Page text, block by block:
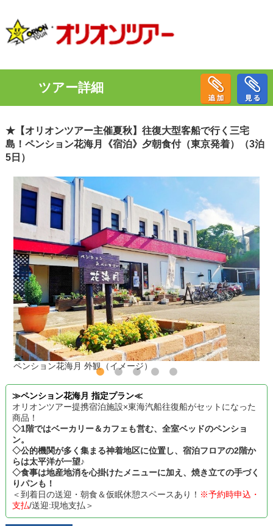
ツアー詳細
★【オリオンツアー主催夏秋】往復大型客船で行く三宅
島！ペンション花海月《宿泊》夕朝食付（東京発着）（3泊
5日）
ペンション花海月 外観（イメージ）
≫ペンション花海月 指定プラン≪
オリオンツアー提携宿泊施設×東海汽船往復船がセットになった
商品！
◇1階ではベーカリー＆カフェも営む、全室ベッドのペンショ
ン。
◇公的機関が多く集まる神着地区に位置し、宿泊フロアの2階か
らは太平洋が一望♪
◇食事は地産地消を心掛けたメニューに加え、焼き立ての手づく
りパンも！
＜到着日の送迎・朝食＆仮眠休憩スペースあり！ ※予約時申込・
支払/送迎:現地支払＞